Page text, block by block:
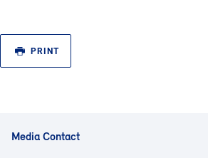
PRINT
Media Contact